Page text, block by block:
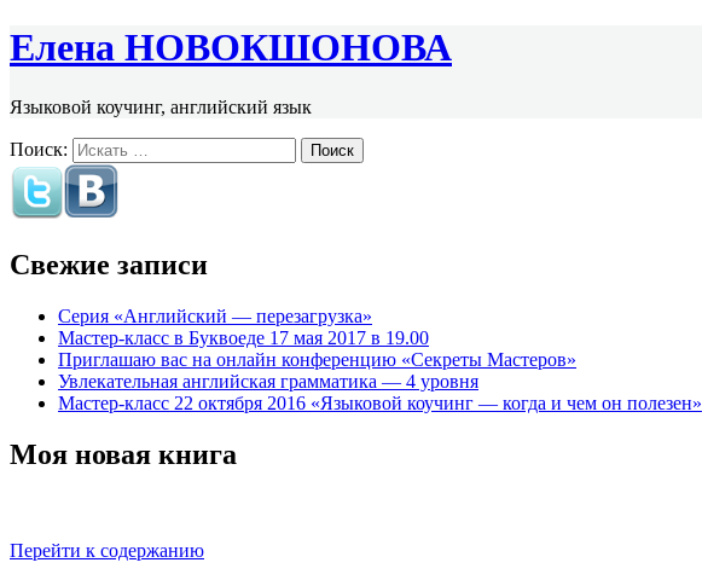
Елена НОВОКШОНОВА
Языковой коучинг, английский язык
Поиск:
Свежие записи
Серия «Английский — перезагрузка»
Мастер-класс в Буквоеде 17 мая 2017 в 19.00
Приглашаю вас на онлайн конференцию «Секреты Мастеров»
Увлекательная английская грамматика — 4 уровня
Мастер-класс 22 октября 2016 «Языковой коучинг — когда и чем он полезен»
Моя новая книга
Перейти к содержанию